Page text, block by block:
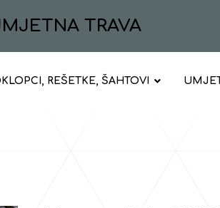
TRAVA
REŠETKE, ŠAHTOVI